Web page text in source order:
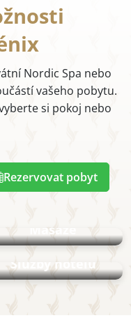
Nordic Spa nebo
vašeho pobytu.
si pokoj nebo
Rezervovat pobyt
Masáže
Služby hotelu